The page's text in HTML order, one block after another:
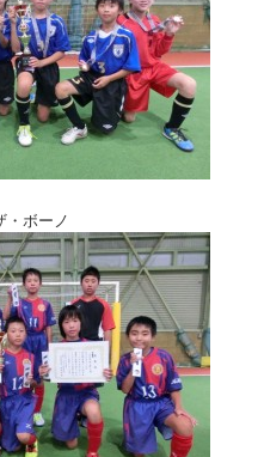
ボーノ